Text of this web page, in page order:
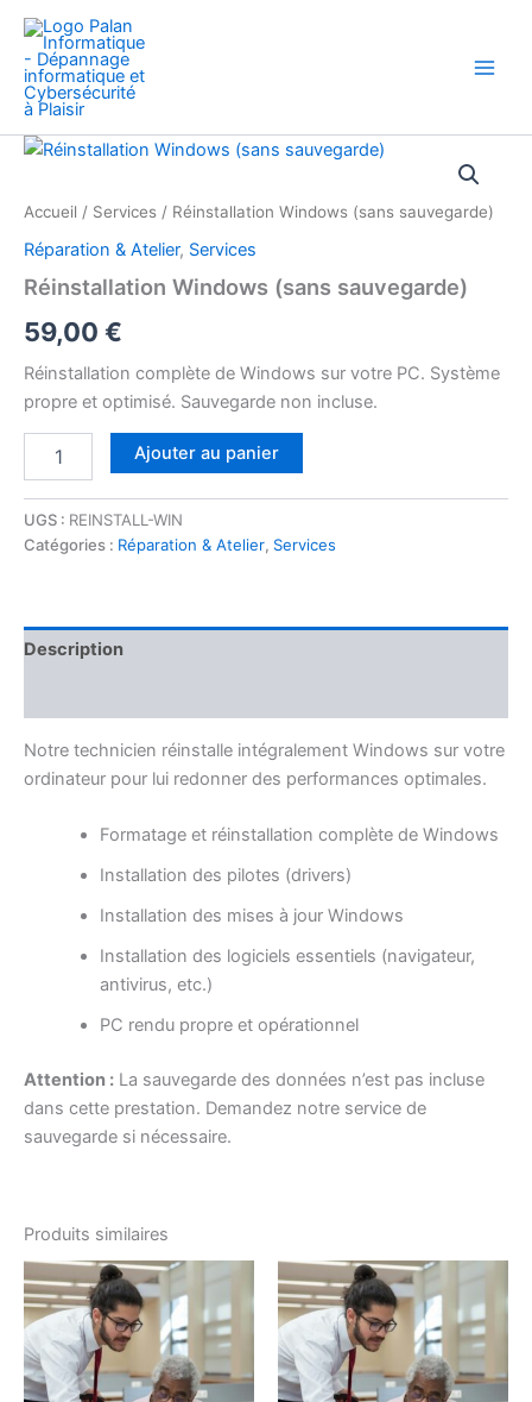
Aller
contenu
Accueil / Services / Réinstallation Windows (sans sauvegarde)
Réparation & Atelier, Services
Réinstallation Windows (sans sauvegarde)
59,00 €
Réinstallation complète de Windows sur votre PC. Système
propre et optimisé. Sauvegarde non incluse.
quantité
Windows
(sans
sauvegarde)
Ajouter au panier
UGS : REINSTALL-WIN
Catégories : Réparation & Atelier, Services
Description
Notre technicien réinstalle intégralement Windows sur votre
ordinateur pour lui redonner des performances optimales.
Formatage et réinstallation complète de Windows
Installation des pilotes (drivers)
Installation des mises à jour Windows
Installation des logiciels essentiels (navigateur,
antivirus, etc.)
PC rendu propre et opérationnel
Attention : La sauvegarde des données n’est pas incluse
dans cette prestation. Demandez notre service de
sauvegarde si nécessaire.
Produits similaires